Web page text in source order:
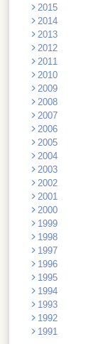
2015
2014
2013
2012
2011
2010
2009
2008
2007
2006
2005
2004
2003
2002
2001
2000
1999
1998
1997
1996
1995
1994
1993
1992
1991